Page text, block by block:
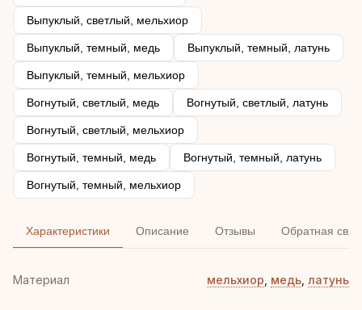
Выпуклый, светлый, мельхиор
Выпуклый, темный, медь Выпуклый, темный, латунь
Выпуклый, темный, мельхиор
Вогнутый, светлый, медь Вогнутый, светлый, латунь
Вогнутый, светлый, мельхиор
Вогнутый, темный, медь Вогнутый, темный, латунь
Вогнутый, темный, мельхиор
Характеристики Описание Отзывы Обратная
Материал мельхиор медь латунь